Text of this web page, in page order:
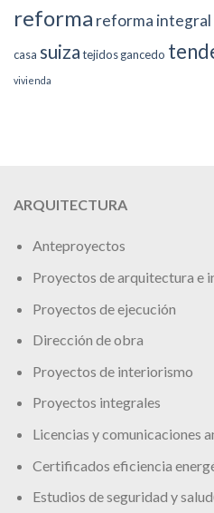
reforma reforma integral
casa suiza tejidos gancedo
vivienda
ARQUITECTURA
Anteproyectos
Proyectos de arquitectura e
Proyectos de ejecución
Dirección de obra
Proyectos de interiorismo
Proyectos integrales
Licencias y comunicaciones
Certificados eficiencia
Estudios de seguridad y